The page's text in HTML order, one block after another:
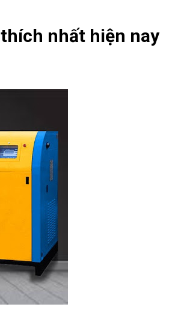
nhất hiện nay